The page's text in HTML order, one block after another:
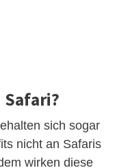
Safari?
sich sogar
nicht an Safaris
wirken diese